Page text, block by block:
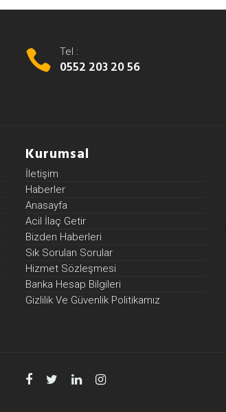
Tel :
0552 203 20 56
Kurumsal
İletişim
Haberler
Anasayfa
Acil İlaç Getir
Bizden Haberleri
Sık Sorulan Sorular
Hizmet Sözleşmesi
Banka Hesap Bilgileri
Gizlilik Ve Güvenlik Politikamız